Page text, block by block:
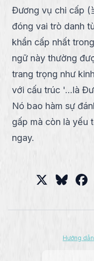
Đương vụ chi cấp (
đóng vai trò danh
khẩn cấp nhất
ngữ này thường
trang trọng như
với cấu trúc '...là
Nó bao hàm sự
gấp mà còn là yếu
ngay.
Hướng